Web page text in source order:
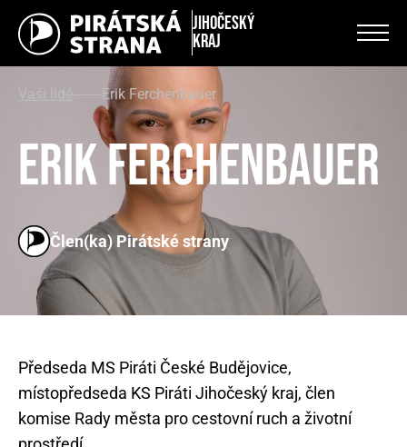
Jihočeský
kraj
Erik Ferchenbauer
Erik Ferchenbauer
Člen(ka) Pirátské strany
Předseda MS Piráti České Budějovice,
místopředseda KS Piráti Jihočeský kraj, člen
komise Rady města pro cestovní ruch a životní